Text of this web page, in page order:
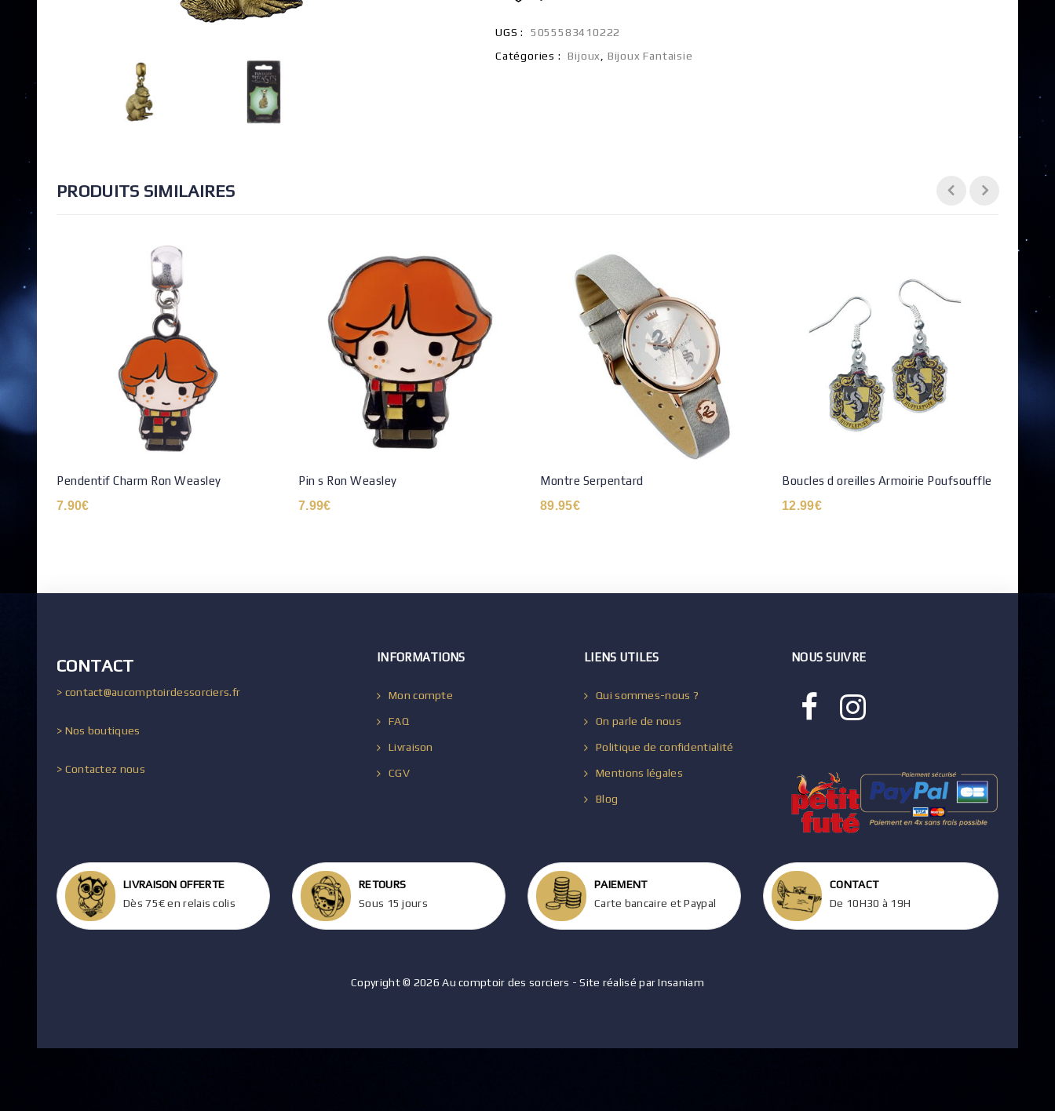
UGS :
5055583410222
Catégories :
Bijoux Bijoux Fantaisie
PRODUITS SIMILAIRES
Pendentif Charm Ron Weasley
7.90€
Pin s Ron Weasley
7.99€
Montre Serpentard
89.95€
Boucles d oreilles Armoirie Poufsouffle
12.99€
CONTACT
> contact@aucomptoirdessorciers.fr
> Nos boutiques
> Contactez nous
INFORMATIONS
Mon compte
FAQ
Livraison
CGV
LIENS UTILES
Qui sommes-nous ?
On parle de nous
Politique de confidentialité
Mentions légales
Blog
NOUS SUIVRE
LIVRAISON OFFERTE
Dès 75€ en relais colis
RETOURS
Sous 15 jours
PAIEMENT
Carte bancaire et Paypal
CONTACT
De 10H30 à 19H
Copyright © 2026 Au comptoir des sorciers - Site réalisé par Insaniam